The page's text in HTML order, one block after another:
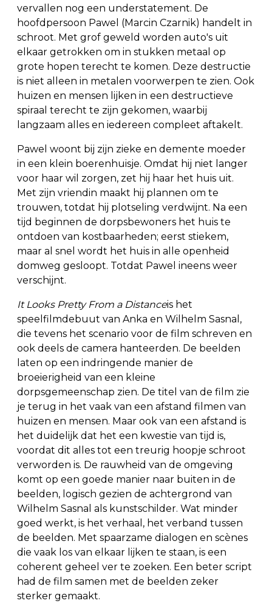
vervallen nog een understatement. De
hoofdpersoon Pawel (Marcin Czarnik) handelt in
schroot. Met grof geweld worden auto's uit
elkaar getrokken om in stukken metaal op
grote hopen terecht te komen. Deze destructie
is niet alleen in metalen voorwerpen te zien. Ook
huizen en mensen lijken in een destructieve
spiraal terecht te zijn gekomen, waarbij
langzaam alles en iedereen compleet aftakelt.
Pawel woont bij zijn zieke en demente moeder
in een klein boerenhuisje. Omdat hij niet langer
voor haar wil zorgen, zet hij haar het huis uit.
Met zijn vriendin maakt hij plannen om te
trouwen, totdat hij plotseling verdwijnt. Na een
tijd beginnen de dorpsbewoners het huis te
ontdoen van kostbaarheden; eerst stiekem,
maar al snel wordt het huis in alle openheid
domweg gesloopt. Totdat Pawel ineens weer
verschijnt.
It Looks Pretty From a Distanceis het
speelfilmdebuut van Anka en Wilhelm Sasnal,
die tevens het scenario voor de film schreven en
ook deels de camera hanteerden. De beelden
laten op een indringende manier de
broeierigheid van een kleine
dorpsgemeenschap zien. De titel van de film zie
je terug in het vaak van een afstand filmen van
huizen en mensen. Maar ook van een afstand is
het duidelijk dat het een kwestie van tijd is,
voordat dit alles tot een treurig hoopje schroot
verworden is. De rauwheid van de omgeving
komt op een goede manier naar buiten in de
beelden, logisch gezien de achtergrond van
Wilhelm Sasnal als kunstschilder. Wat minder
goed werkt, is het verhaal, het verband tussen
de beelden. Met spaarzame dialogen en scènes
die vaak los van elkaar lijken te staan, is een
coherent geheel ver te zoeken. Een beter script
had de film samen met de beelden zeker
sterker gemaakt.